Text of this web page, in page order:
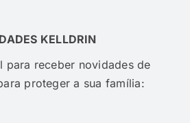
KELLDRIN
para receber novidades de
proteger a sua família: